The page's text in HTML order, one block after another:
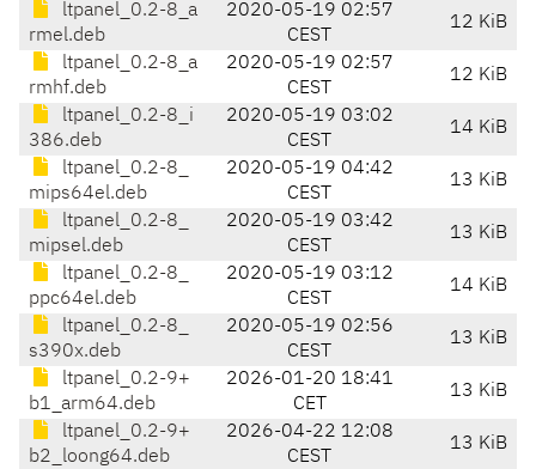
ltpanel_0.2-8_a
rmel.deb
2020-05-19 02:57
CEST
12 KiB
ltpanel_0.2-8_a
rmhf.deb
2020-05-19 02:57
CEST
12 KiB
ltpanel_0.2-8_i
386.deb
2020-05-19 03:02
CEST
14 KiB
ltpanel_0.2-8_
mips64el.deb
2020-05-19 04:42
CEST
13 KiB
ltpanel_0.2-8_
mipsel.deb
2020-05-19 03:42
CEST
13 KiB
ltpanel_0.2-8_
ppc64el.deb
2020-05-19 03:12
CEST
14 KiB
ltpanel_0.2-8_
s390x.deb
2020-05-19 02:56
CEST
13 KiB
ltpanel_0.2-9+
b1_arm64.deb
2026-01-20 18:41
CET
13 KiB
ltpanel_0.2-9+
b2_loong64.deb
2026-04-22 12:08
CEST
13 KiB